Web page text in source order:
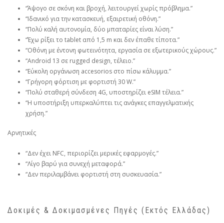
“Άψογο σε σκόνη και βροχή, λειτουργεί χωρίς πρόβλημα.”
“Ιδανικό για την κατασκευή, εξαιρετική οθόνη.”
“Πολύ καλή αυτονομία, δύο μπαταρίες είναι λύση.”
“Έχω ρίξει το tablet από 1,5 m και δεν έπαθε τίποτα.”
“Οθόνη με έντονη φωτεινότητα, εργασία σε εξωτερικούς χώρους.”
“Android 13 σε rugged design, τέλειο.”
“Εύκολη οργάνωση accesorios στο πίσω κάλυμμα.”
“Γρήγορη φόρτιση με φορτιστή 30 W.”
“Πολύ σταθερή σύνδεση 4G, υποστηρίζει eSIM τέλεια.”
“Η υποστήριξη υπερκαλύπτει τις ανάγκες επαγγελματικής
χρήση.”
Αρνητικές
“Δεν έχει NFC, περιορίζει μερικές εφαρμογές.”
“Λίγο βαρύ για συνεχή μεταφορά.”
“Δεν περιλαμβάνει φορτιστή στη συσκευασία.”
Δοκιμές & Δοκιμασμένες Πηγές (Εκτός Ελλάδας)